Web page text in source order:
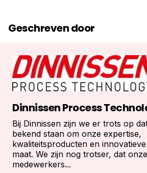
Geschreven door
Dinnissen Process
Bij Dinnissen zijn we er trots op
bekend staan om onze expertise,
kwaliteitsproducten en
maat. We zijn nog trotser, dat
medewerkers...